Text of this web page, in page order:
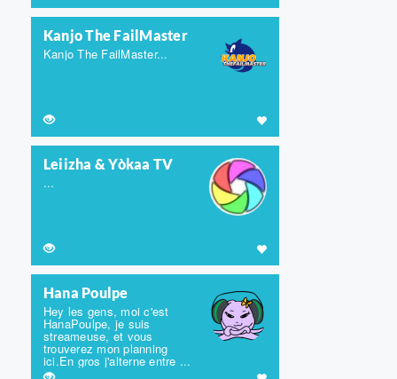
Kanjo The FailMaster
Kanjo The FailMaster...
Leiizha & Yòkaa TV
...
Hana Poulpe
Hey les gens, moi c'est
HanaPoulpe, je suis
streameuse, et vous
trouverez mon planning
ici.En gros j'alterne entre ...